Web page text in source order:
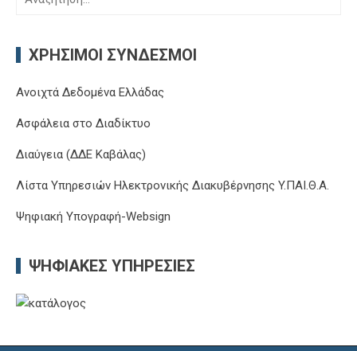
ΧΡΉΣΙΜΟΙ ΣΎΝΔΕΣΜΟΙ
Ανοιχτά Δεδομένα Ελλάδας
Ασφάλεια στο Διαδίκτυο
Διαύγεια (ΔΔΕ Καβάλας)
Λίστα Υπηρεσιών Ηλεκτρονικής Διακυβέρνησης Y.ΠΑΙ.Θ.Α.
Ψηφιακή Υπογραφή-Websign
ΨΗΦΙΑΚΈΣ ΥΠΗΡΕΣΊΕΣ